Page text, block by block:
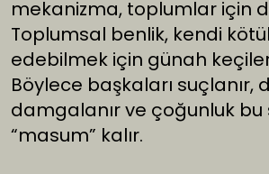
mekanizma, toplumlar için
Toplumsal benlik, kendi
edebilmek için günah
Böylece başkaları suçlanır,
damgalanır ve çoğunluk
“masum” kalır.